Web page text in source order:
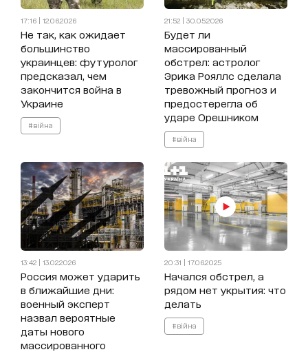
17:16 | 12.06.2026
Не так, как ожидает
большинство
украинцев: футуролог
предсказал, чем
закончится война в
Украине
#війна
21:52 | 30.05.2026
Будет ли
массированный
обстрел: астролог
Эрика Рояллс сделала
тревожный прогноз и
предостерегла об
ударе Орешником
#війна
13:42 | 13.02.2026
Россия может ударить
в ближайшие дни:
военный эксперт
назвал вероятные
даты нового
массированного
20:31 | 17.06.2025
Начался обстрел, а
рядом нет укрытия: что
делать
#війна